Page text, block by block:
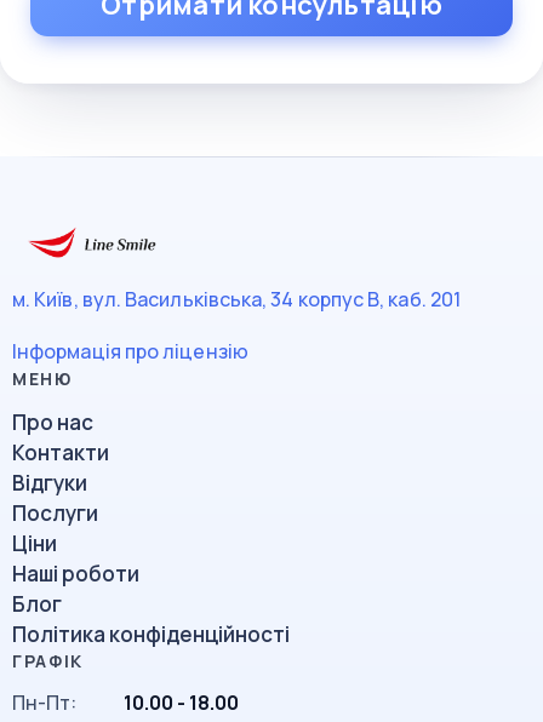
м. Київ, вул. Васильківська, 34 корпус В, каб. 201
Інформація про ліцензію
Про нас
Контакти
Відгуки
Послуги
Ціни
Наші роботи
Блог
Політика конфіденційності
Пн-Пт:
10.00 - 18.00